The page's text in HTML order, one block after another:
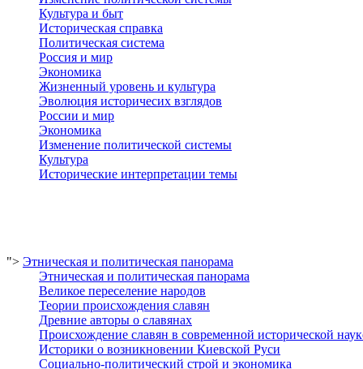
Культура и быт
Историческая справка
Политическая система
Россия и мир
Экономика
Жизненный уровень и культура
Эволюция историчесих взглядов
России и мир
Экономика
Изменение политической системы
Культура
Исторические интерпретации темы
"> Этническая и политическая панорама
Этническая и политическая панорама
Великое переселение народов
Теории происхождения славян
Древние авторы о славянах
Происхождение славян в современной исторической
Историки о возникновении Киевской Руси
Социально-политический строй и экономика